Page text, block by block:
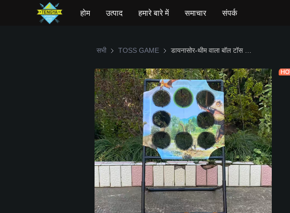
होम उत्पाद हमारे बारे में समाचार संपर्क
सभी TOSS GAME TOSS GAME